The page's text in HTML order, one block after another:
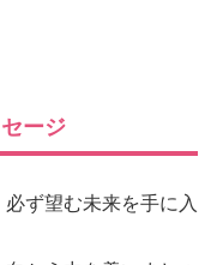
ージ
ず望む未来を手に入